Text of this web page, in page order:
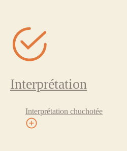
Interprétation
Interprétation chuchotée